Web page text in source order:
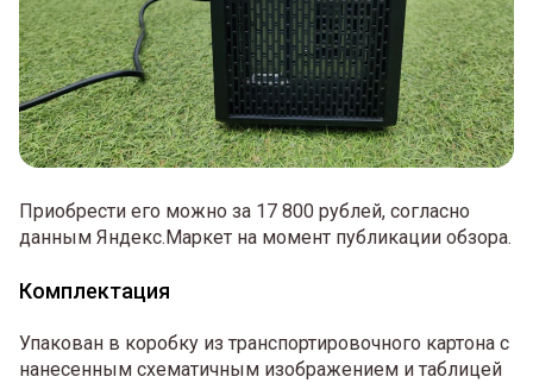
Приобрести его можно за 17 800 рублей, согласно
данным Яндекс.Маркет на момент публикации обзора.
Комплектация
Упакован в коробку из транспортировочного картона с
нанесенным схематичным изображением и таблицей